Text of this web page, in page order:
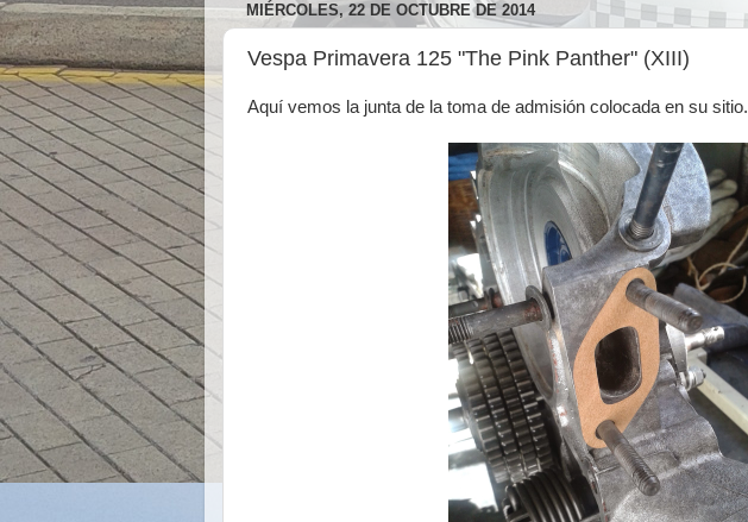
MIÉRCOLES, 22 DE OCTUBRE DE 2014
Vespa Primavera 125 "The Pink Panther" (XIII)
Aquí vemos la junta de la toma de admisión colocada en su sitio.